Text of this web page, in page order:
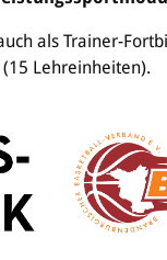
als Trainer-
Lehreinheiten).